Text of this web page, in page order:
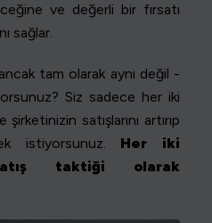
ve değerli bir fırsatı
sağlar.
tam olarak aynı değil -
Siz sadece her iki
satışlarını artırıp
istiyorsunuz. Her iki
taktiği olarak